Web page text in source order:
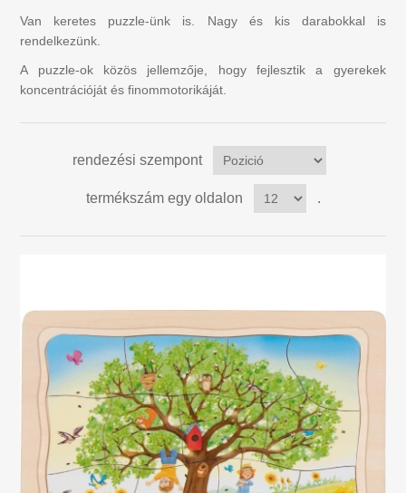
Gyermekkönyvek
Ajándékutalvány
Autók, vonatok, hajók
Játék és tanulás
Zenei hangszerek
Fából készült puzzle gyerekeknek
Játék
Van keretes puzzle-ünk is. Nagy és kis darabokkal is
rendelkezünk.
A puzzle-ok közös jellemzője, hogy fejlesztik a gyerekek
koncentrációját és finommotorikáját.
rendezési szempont
termékszám egy oldalon .